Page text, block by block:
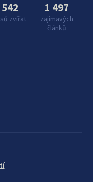
542
zvířat
1 497
zajímavých
článků